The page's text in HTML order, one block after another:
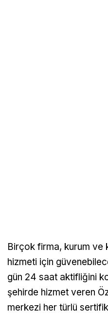
Birçok firma, kurum ve
hizmeti için
gün 24 saat aktifliğini
şehirde hizmet veren
merkezi her türlü